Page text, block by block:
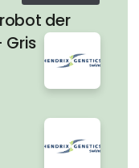
der
Gris